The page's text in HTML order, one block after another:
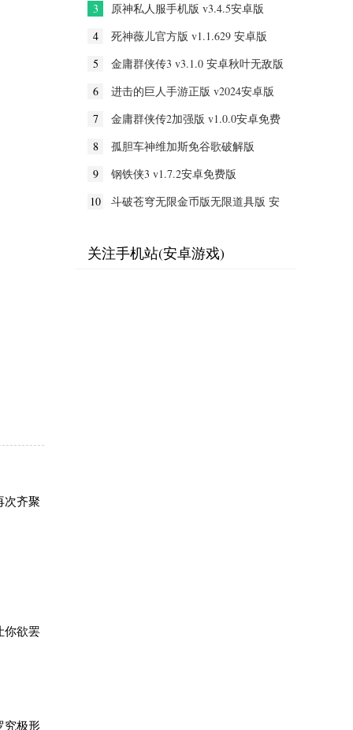
次齐聚
你欲罢
究极形
3
原神私人服手机版 v3.4.5安卓版
4
死神薇儿官方版 v1.1.629 安卓版
5
金庸群侠传3 v3.1.0 安卓秋叶无敌版
6
进击的巨人手游正版 v2024安卓版
7
金庸群侠传2加强版 v1.0.0安卓免费
8
孤胆车神维加斯免谷歌破解版
9
钢铁侠3 v1.7.2安卓免费版
10
斗破苍穹无限金币版无限道具版 安
关注手机站(安卓游戏)